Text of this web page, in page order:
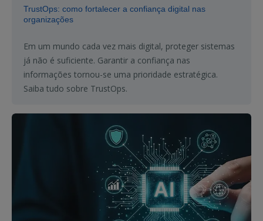
TrustOps: como fortalecer a confiança digital nas
organizações
Em um mundo cada vez mais digital, proteger sistemas
já não é suficiente. Garantir a confiança nas
informações tornou-se uma prioridade estratégica.
Saiba tudo sobre TrustOps.